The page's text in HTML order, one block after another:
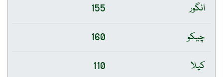
انگور
155
چیکو
160
کیلا
110